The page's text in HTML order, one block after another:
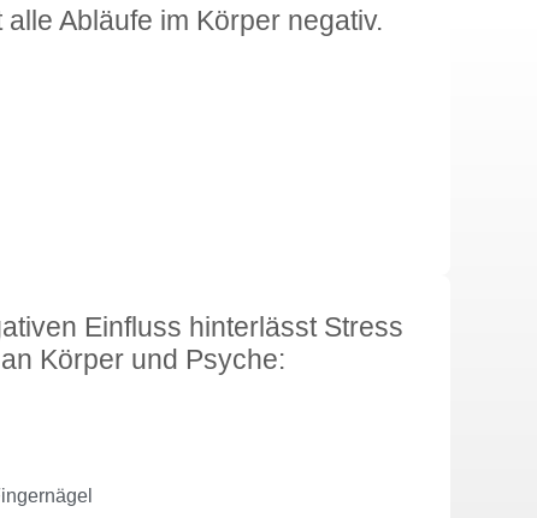
Abläufe im Körper negativ.
Einfluss hinterlässt Stress
Körper und Psyche: